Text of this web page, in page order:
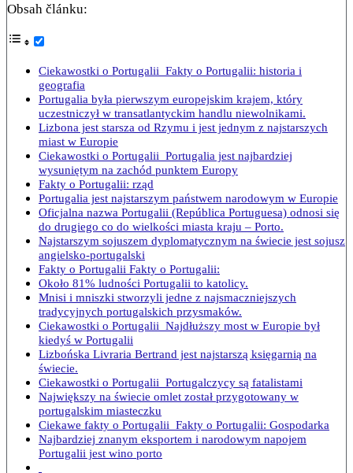
Obsah článku:
Ciekawostki o Portugalii Fakty o Portugalii: historia i
geografia
Portugalia była pierwszym europejskim krajem, który
uczestniczył w transatlantyckim handlu niewolnikami.
Lizbona jest starsza od Rzymu i jest jednym z najstarszych
miast w Europie
Ciekawostki o Portugalii Portugalia jest najbardziej
wysuniętym na zachód punktem Europy
Fakty o Portugalii: rząd
Portugalia jest najstarszym państwem narodowym w Europie
Oficjalna nazwa Portugalii (República Portuguesa) odnosi się
do drugiego co do wielkości miasta kraju – Porto.
Najstarszym sojuszem dyplomatycznym na świecie jest sojusz
angielsko-portugalski
Fakty o Portugalii Fakty o Portugalii:
Około 81% ludności Portugalii to katolicy.
Mnisi i mniszki stworzyli jedne z najsmaczniejszych
tradycyjnych portugalskich przysmaków.
Ciekawostki o Portugalii Najdłuższy most w Europie był
kiedyś w Portugalii
Lizbońska Livraria Bertrand jest najstarszą księgarnią na
świecie.
Ciekawostki o Portugalii Portugalczycy są fatalistami
Największy na świecie omlet został przygotowany w
portugalskim miasteczku
Ciekawe fakty o Portugalii Fakty o Portugalii: Gospodarka
Najbardziej znanym eksportem i narodowym napojem
Portugalii jest wino porto